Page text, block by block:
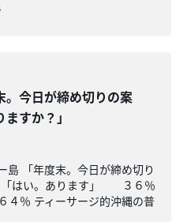
。今日が締め切りの案
すか？」
島 「年度末。今日が締め切り
「はい。あります」 ３６％
４％ ティーサージ的沖縄の普